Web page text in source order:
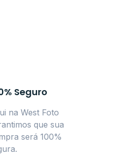
Seguro
na West Foto
que sua
será 100%